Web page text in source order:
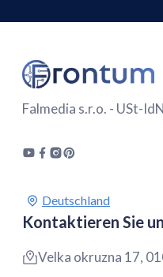
Falmedia s.r.o. - USt-
Kontaktieren Sie
Velka okruzna 17,